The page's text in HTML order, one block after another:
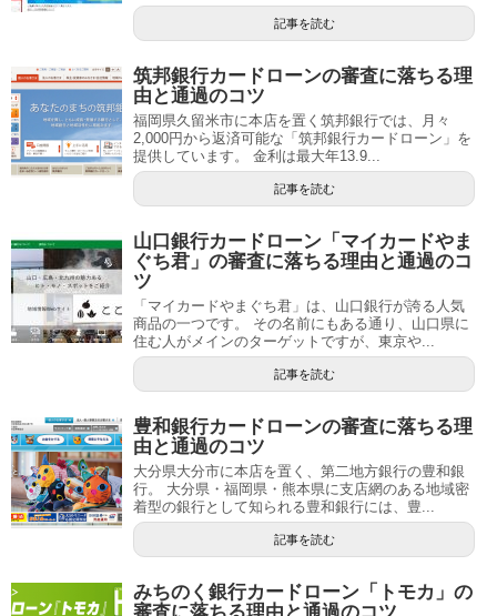
記事を読む
筑邦銀行カードローンの審査に落ちる理
由と通過のコツ
福岡県久留米市に本店を置く筑邦銀行では、月々
2,000円から返済可能な「筑邦銀行カードローン」を
提供しています。 金利は最大年13.9...
記事を読む
山口銀行カードローン「マイカードやま
ぐち君」の審査に落ちる理由と通過のコ
ツ
「マイカードやまぐち君」は、山口銀行が誇る人気
商品の一つです。 その名前にもある通り、山口県に
住む人がメインのターゲットですが、東京や...
記事を読む
豊和銀行カードローンの審査に落ちる理
由と通過のコツ
大分県大分市に本店を置く、第二地方銀行の豊和銀
行。 大分県・福岡県・熊本県に支店網のある地域密
着型の銀行として知られる豊和銀行には、豊...
記事を読む
みちのく銀行カードローン「トモカ」の